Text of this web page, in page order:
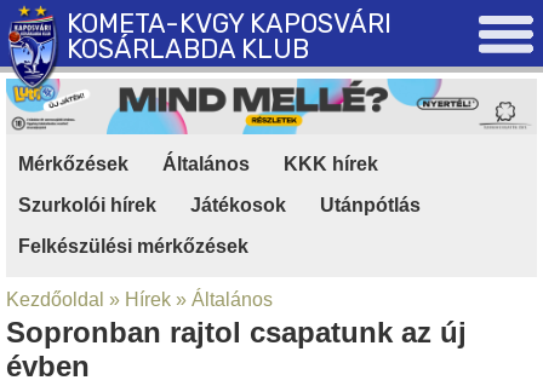
KOMETA-KVGY KAPOSVÁRI
KOSÁRLABDA KLUB
Mérkőzések Általános KKK hírek
Szurkolói hírek
Játékosok Utánpótlás
Felkészülési mérkőzések
Kezdőoldal » Hírek » Általános
Sopronban rajtol csapatunk az új
évben